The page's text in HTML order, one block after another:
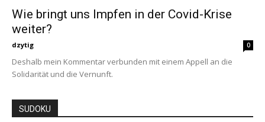
Wie bringt uns Impfen in der Covid-Krise
weiter?
dzytig 0
Deshalb mein Kommentar verbunden mit einem Appell an die
Solidarität und die Vernunft.
SUDOKU